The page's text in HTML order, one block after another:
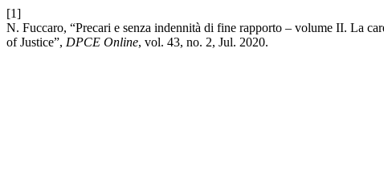
[1]
N. Fuccaro, “Precari e senza indennità di fine rapporto – volume II. La
of Justice”, DPCE Online, vol. 43, no. 2, Jul. 2020.